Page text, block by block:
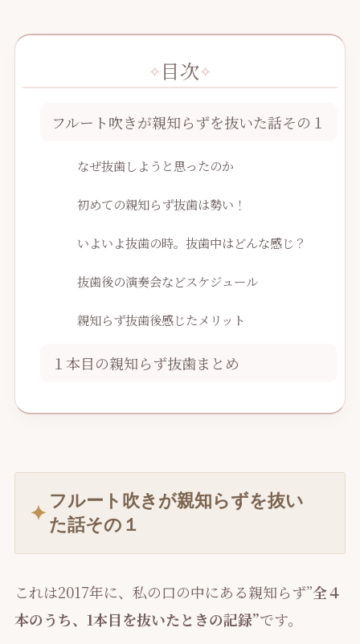
目次
フルート吹きが親知らずを抜いた話その１
なぜ抜歯しようと思ったのか
初めての親知らず抜歯は勢い！
いよいよ抜歯の時。抜歯中はどんな感じ？
抜歯後の演奏会などスケジュール
親知らず抜歯後感じたメリット
１本目の親知らず抜歯まとめ
フルート吹きが親知らずを抜い
た話その１
これは2017年に、私の口の中にある親知らず”全４
本のうち、1本目を抜いたときの記録”です。